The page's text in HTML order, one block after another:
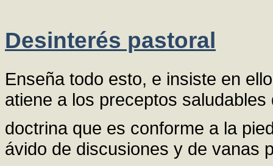
Desinterés pastoral
Enseña todo esto, e insiste en
atiene a los preceptos
doctrina que es conforme a la
ávido de discusiones y de vanas